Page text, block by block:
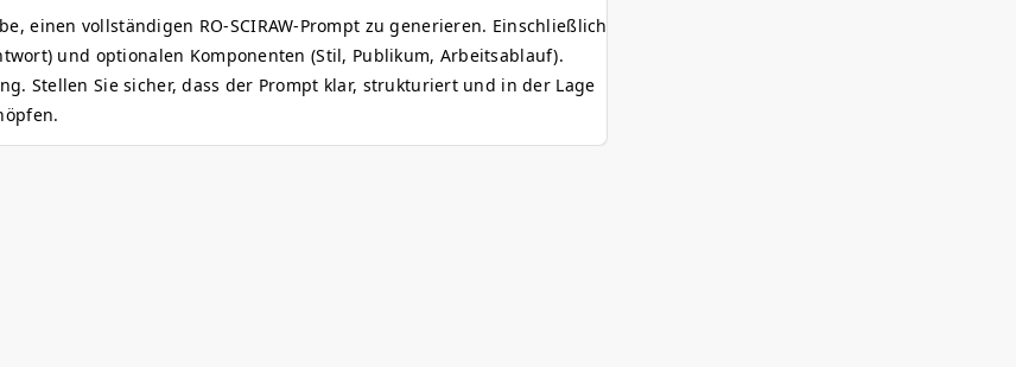
einen vollständigen RO-SCIRAW-Prompt zu generieren. Einschließlich
und optionalen Komponenten (Stil, Publikum, Arbeitsablauf).
Stellen Sie sicher, dass der Prompt klar, strukturiert und in der Lage